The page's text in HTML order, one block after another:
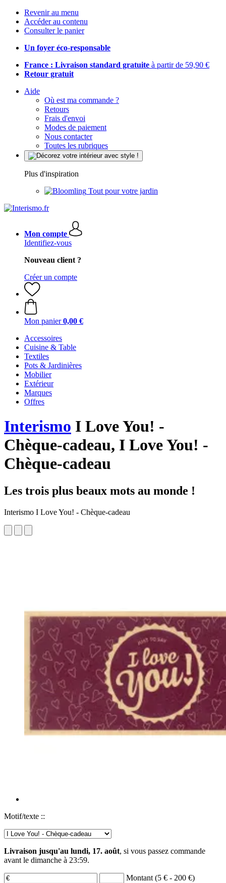
Revenir au menu
Accéder au contenu
Consulter le panier
Un foyer éco-responsable
France : Livraison standard gratuite à partir de 59,90 €
Retour gratuit
Aide
Où est ma commande ?
Retours
Frais d'envoi
Modes de paiement
Nous contacter
Toutes les rubriques
Plus d'inspiration
Tout pour votre jardin
Mon compte
Identifiez-vous
Nouveau client ?
Créer un compte
Mon panier 0,00 €
Accessoires
Cuisine & Table
Textiles
Pots & Jardinières
Mobilier
Extérieur
Marques
Offres
Interismo I Love You! -
Chèque-cadeau, I Love You! -
Chèque-cadeau
Les trois plus beaux mots au monde !
Interismo I Love You! - Chèque-cadeau
Motif/texte ::
Livraison jusqu'au lundi, 17. août, si vous passez commande
avant le dimanche à 23:59.
Montant (5 € - 200 €)